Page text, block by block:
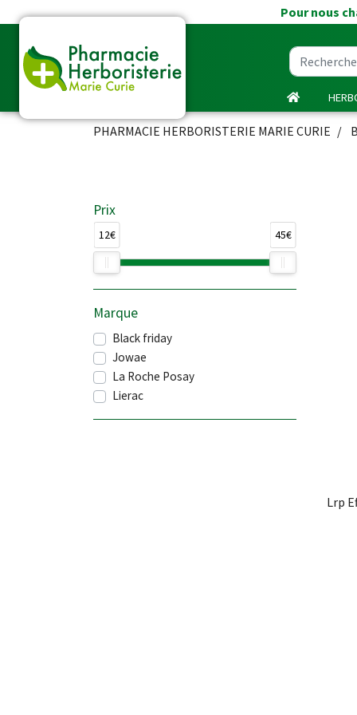
Pour nous
PHARMACIE HERBORISTERIE MARIE CURIE
Prix
12€ 45€
Marque
Black friday
Jowae
La Roche Posay
Lierac
Lrp